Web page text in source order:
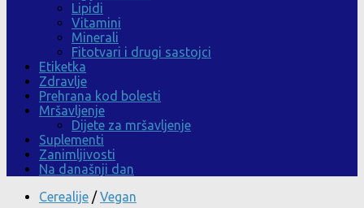
Lipidi
Vitamini
Minerali
Fitotvari i drugi sastojci
Etiketka
Zdravlje
Prehrana kod bolesti
Mršavljenje
Dijete za mršavljenje
Suplementi
Zanimljivosti
Na današnji dan
Cerealije / Vegan